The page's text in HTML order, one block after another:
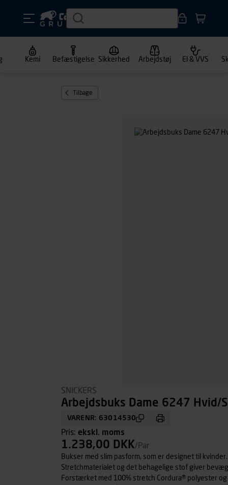
Kemi Befæstigelse Sikkerhed Arbejdstøj El & VVS
Tilbage
SNICKERS
Arbejdsbuks Dame 6247 Hvid/
VARENR: 63014530
Pris: ekskl. moms
1.238,00 DKK/Par
Bukser med slim pasform, som er designet til kvinder.
Stretchmaterialet og det behagelige stof giver
Forstærket med 100% stretch Cordura® polyester